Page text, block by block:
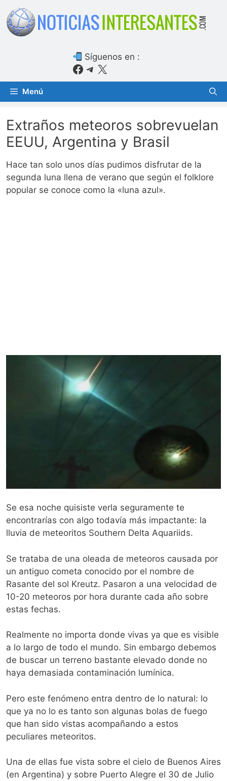
Saltar
contenido
Síguenos en :
Facebook
Telegram
X
Menú
Extraños meteoros sobrevuelan
EEUU, Argentina y Brasil
Hace tan solo unos días pudimos disfrutar de la
segunda luna llena de verano que según el folklore
popular se conoce como la «luna azul».
Se esa noche quisiste verla seguramente te
encontrarías con algo todavía más impactante: la
lluvia de meteoritos Southern Delta Aquariids.
Se trataba de una oleada de meteoros causada por
un antiguo cometa conocido por el nombre de
Rasante del sol Kreutz. Pasaron a una velocidad de
10-20 meteoros por hora durante cada año sobre
estas fechas.
Realmente no importa donde vivas ya que es visible
a lo largo de todo el mundo. Sin embargo debemos
de buscar un terreno bastante elevado donde no
haya demasiada contaminación lumínica.
Pero este fenómeno entra dentro de lo natural: lo
que ya no lo es tanto son algunas bolas de fuego
que han sido vistas acompañando a estos
peculiares meteoritos.
Una de ellas fue vista sobre el cielo de Buenos Aires
(en Argentina) y sobre Puerto Alegre el 30 de Julio